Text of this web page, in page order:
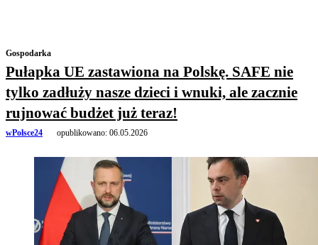
Gospodarka
Pułapka UE zastawiona na Polskę. SAFE nie
tylko zadłuży nasze dzieci i wnuki, ale zacznie
rujnować budżet już teraz!
wPolsce24 opublikowano: 06.05.2026